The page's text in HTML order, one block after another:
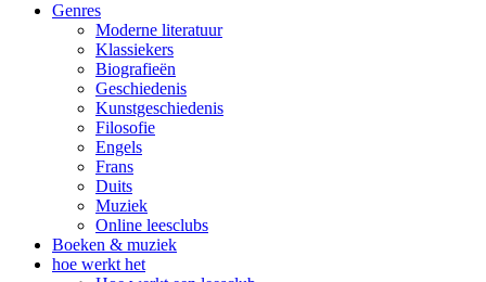
Genres
Moderne literatuur
Klassiekers
Biografieën
Geschiedenis
Kunst­geschiedenis
Filosofie
Engels
Frans
Duits
Muziek
Online leesclubs
Boeken & muziek
hoe werkt het